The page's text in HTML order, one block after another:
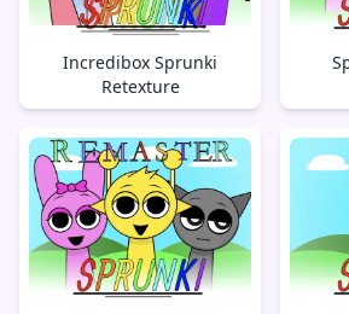
Incredibox Sprunki
Retexture